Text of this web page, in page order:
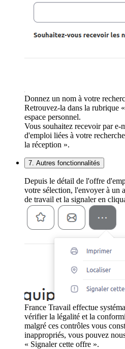
Donnez un nom à votre
Retrouvez-la dans la rubrique
espace personnel.
Vous souhaitez recevoir par e-
d'emploi liées à votre
la réception ».
7. Autres fonctionnalités
Depuis le détail de l'offre
votre sélection, l'envoyer à un
de travail et la signaler en
France Travail effectue
vérifier la légalité et la
malgré ces contrôles vous
inappropriés, vous pouvez
« Signaler cette offre ».